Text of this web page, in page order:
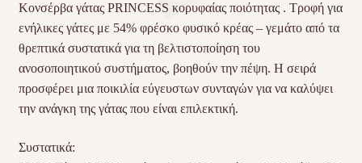
Κονσέρβα γάτας PRINCESS κορυφαίας ποιότητας . Τροφή για
ενήλικες γάτες με 54% φρέσκο φυσικό κρέας – γεμάτο από τα
θρεπτικά συστατικά για τη βελτιστοποίηση του
ανοσοποιητικού συστήματος, βοηθούν την πέψη. Η σειρά
προσφέρει μια ποικιλία εύγευστων συνταγών για να καλύψει
την ανάγκη της γάτας που είναι επιλεκτική.
Συστατικά: